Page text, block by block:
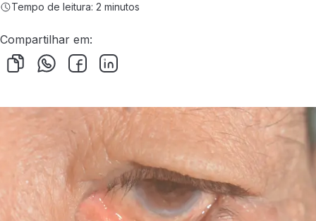
Tempo de leitura: 2 minutos
Compartilhar em: